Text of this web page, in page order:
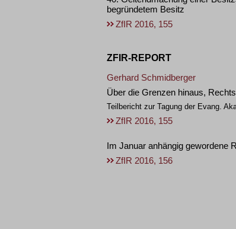
begründetem Besitz
ZfIR 2016, 155
ZFIR-REPORT
Gerhard Schmidberger
Über die Grenzen hinaus,
Teilbericht zur Tagung der Evang.
ZfIR 2016, 155
Im Januar anhängig gewordene
ZfIR 2016, 156